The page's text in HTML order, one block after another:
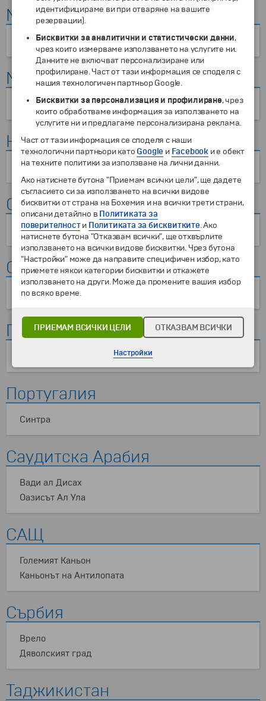
Мароко
Канъоните Кхетарао
Мексико
Вулкана Истаксиуатъл
Норвегия
Водопад ,,Ворингсфос"
ОАЕ
Оазисът Ал Айн
Оман
Пустинята Уахиба
Полша
Португалия
Синтра
Саудитска Арабия
Вади ал Дисах
Оазисът Ал Ула
САЩ
Големият Каньон
Каньонът на Антилопата
Сърбия
Врело
Дяволският град
Таджикистан
идентифицираме ви при отваряне на вашите
резервации).
Бисквитки за аналитични и статистически данни,
чрез които измерваме използването на услугите ни.
Данните не включват персонализиране или
профилиране. Част от тази информация се споделя с
нашия технологичен партньор Google.
Бисквитки за персонализация и профилиране, чрез
които обработваме информация за използването на
услугите ни и предлагаме персонализирана реклама.
Част от тази информация се споделя с наши
технологични партньори като Google и Facebook и е обект
на техните политики за използване на лични данни.
Ако натиснете бутона "Приемам всички цели", ще дадете
съгласието си за използването на всички видове
бисквитки от страна на Бохемия и на всички трети страни,
описани детайлно в Политиката за
поверителности Политиката за бисквитките. Ако
натиснете бутона "Отказвам всички", ще отхвърлите
използването на всички видове бисквитки. Чрез бутона
"Настройки" може да направите специфичен избор, като
приемете някои категории бисквитки и откажете
използването на други. Може да промените вашия избор
по всяко време.
ПРИЕМАМ ВСИЧКИ ЦЕЛИ ОТКАЗВАМ ВСИЧКИ
Настройки